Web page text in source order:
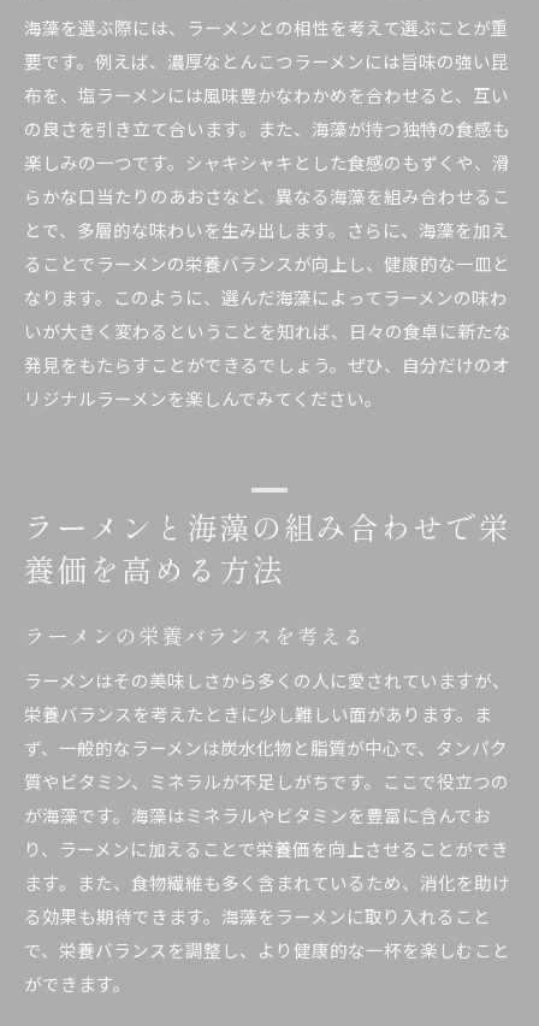
海藻を選ぶ際には、ラーメンとの相性を考えて選ぶことが重
要です。例えば、濃厚なとんこつラーメンには旨味の強い昆
布を、塩ラーメンには風味豊かなわかめを合わせると、互い
の良さを引き立て合います。また、海藻が持つ独特の食感も
楽しみの一つです。シャキシャキとした食感のもずくや、滑
らかな口当たりのあおさなど、異なる海藻を組み合わせるこ
とで、多層的な味わいを生み出します。さらに、海藻を加え
ることでラーメンの栄養バランスが向上し、健康的な一皿と
なります。このように、選んだ海藻によってラーメンの味わ
いが大きく変わるということを知れば、日々の食卓に新たな
発見をもたらすことができるでしょう。ぜひ、自分だけのオ
リジナルラーメンを楽しんでみてください。
ラーメンと海藻の組み合わせで栄
養価を高める方法
ラーメンの栄養バランスを考える
ラーメンはその美味しさから多くの人に愛されていますが、
栄養バランスを考えたときに少し難しい面があります。ま
ず、一般的なラーメンは炭水化物と脂質が中心で、タンパク
質やビタミン、ミネラルが不足しがちです。ここで役立つの
が海藻です。海藻はミネラルやビタミンを豊富に含んでお
り、ラーメンに加えることで栄養価を向上させることができ
ます。また、食物繊維も多く含まれているため、消化を助け
る効果も期待できます。海藻をラーメンに取り入れること
で、栄養バランスを調整し、より健康的な一杯を楽しむこと
ができます。